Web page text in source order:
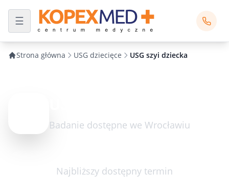
Strona główna USG dziecięce USG szyi dziecka
Badanie dostępne we Wrocławiu
Najbliższy dostępny termin